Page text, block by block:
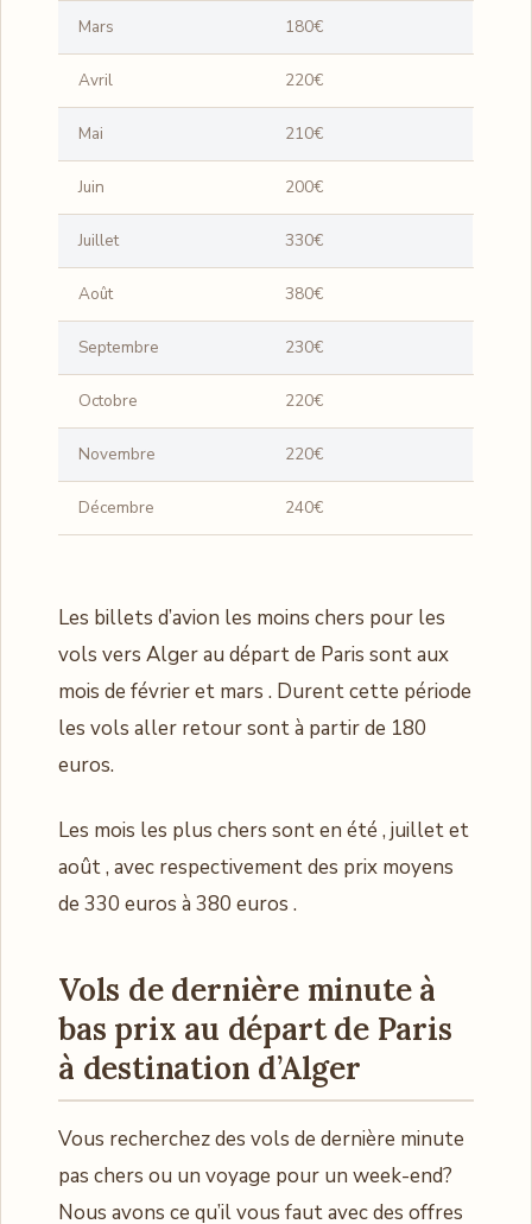
Mars 180€
Avril 220€
Mai 210€
Juin 200€
Juillet 330€
Août 380€
Septembre 230€
Octobre 220€
Novembre 220€
Décembre 240€
Les billets d’avion les moins chers pour les
vols vers Alger au départ de Paris sont aux
mois de février et mars . Durent cette période
les vols aller retour sont à partir de 180
euros.
Les mois les plus chers sont en été , juillet et
août , avec respectivement des prix moyens
de 330 euros à 380 euros .
Vols de dernière minute à
bas prix au départ de Paris
à destination d’Alger
Vous recherchez des vols de dernière minute
pas chers ou un voyage pour un week-end?
Nous avons ce qu’il vous faut avec des offres